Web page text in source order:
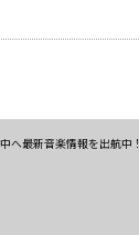
へ最新音楽情報を出航中！